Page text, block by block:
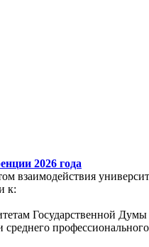
2026 года
взаимодействия
к:
Государственной